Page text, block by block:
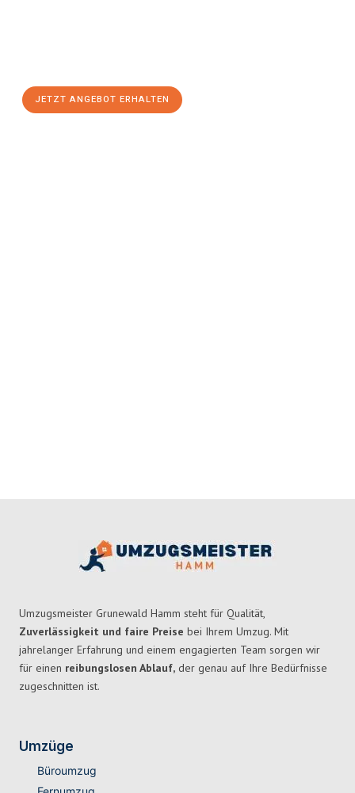
JETZT ANGEBOT ERHALTEN
Umzugsmeister Grunewald Hamm steht für Qualität,
Zuverlässigkeit und faire Preise bei Ihrem Umzug. Mit
jahrelanger Erfahrung und einem engagierten Team sorgen wir
für einen reibungslosen Ablauf, der genau auf Ihre Bedürfnisse
zugeschnitten ist.
Umzüge
Büroumzug